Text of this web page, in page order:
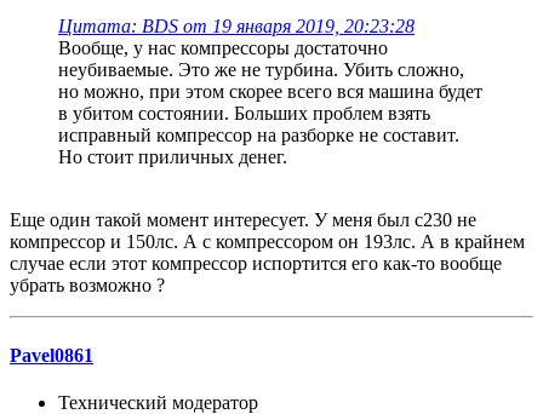
Цитата: BDS от 19 января 2019, 20:23:28
Вообще, у нас компрессоры достаточно
неубиваемые. Это же не турбина. Убить сложно,
но можно, при этом скорее всего вся машина будет
в убитом состоянии. Больших проблем взять
исправный компрессор на разборке не составит.
Но стоит приличных денег.
Еще один такой момент интересует. У меня был с230 не
компрессор и 150лс. А с компрессором он 193лс. А в крайнем
случае если этот компрессор испортится его как-то вообще
убрать возможно ?
Pavel0861
Технический модератор